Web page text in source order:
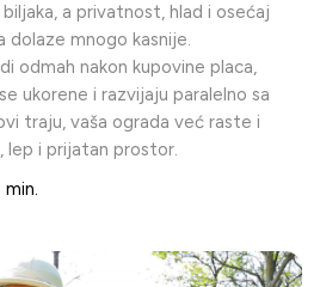
a privatnost, hlad i osećaj
mnogo kasnije.
odmah nakon kupovine placa,
ukorene i razvijaju paralelno sa
traju, vaša ograda već raste i
lep i prijatan prostor.